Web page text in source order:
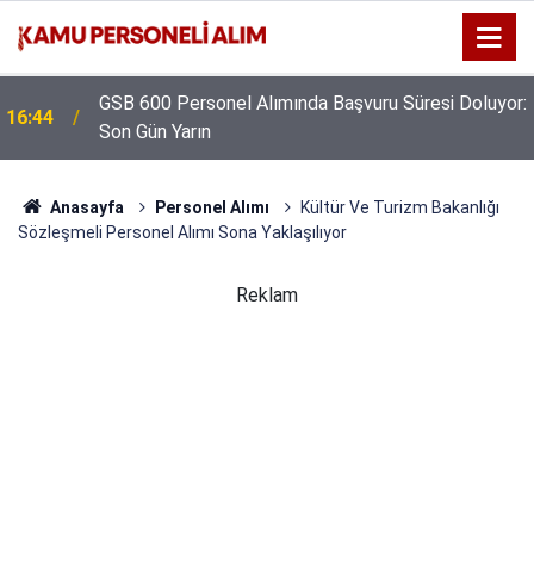
16:44
GSB 600 Personel Alımında Başvuru Süresi Doluyor:
Son Gün Yarın
Anasayfa Personel Alımı
Kültür Ve Turizm Bakanlığı
Sözleşmeli Personel Alımı Sona Yaklaşılıyor
Reklam